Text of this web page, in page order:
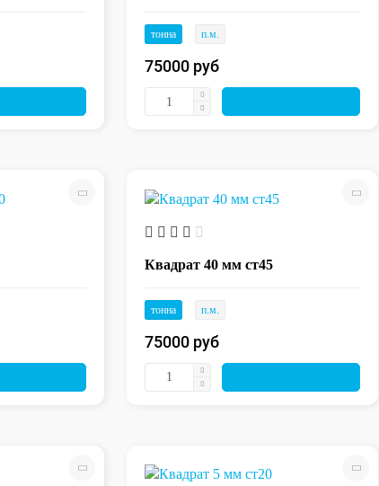
тонна п.м.
75000 руб
Квадрат 40 мм ст45
тонна п.м.
75000 руб